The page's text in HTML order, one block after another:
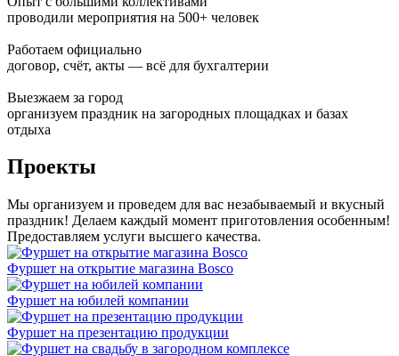
проводили мероприятия на 500+ человек
Работаем официально
договор, счёт, акты — всё для бухгалтерии
Выезжаем за город
организуем праздник на загородных площадках и базах
отдыха
Проекты
Мы организуем и проведем для вас незабываемый и вкусный
праздник! Делаем каждый момент приготовления особенным!
Предоставляем услуги высшего качества.
Фуршет на открытие магазина Bosco
Фуршет на юбилей компании
Фуршет на презентацию продукции